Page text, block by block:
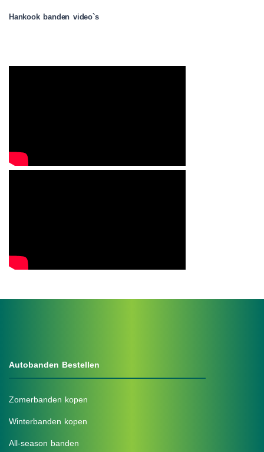
Hankook banden video`s
Autobanden Bestellen
Zomerbanden kopen
Winterbanden kopen
All-season banden